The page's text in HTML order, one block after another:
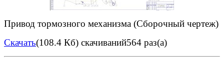
Привод тормозного механизма (Сборочный чертеж)
Скачать(108.4 Кб) скачиваний564 раз(а)